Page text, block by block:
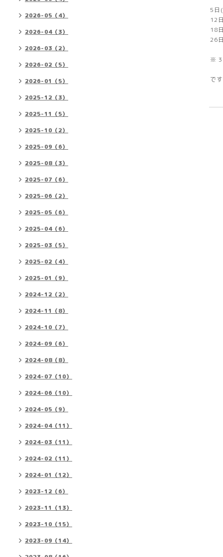
5日
12
18
26
※
で
2026-05（4）
2026-04（3）
2026-03（2）
2026-02（5）
2026-01（5）
2025-12（3）
2025-11（5）
2025-10（2）
2025-09（6）
2025-08（3）
2025-07（6）
2025-06（2）
2025-05（6）
2025-04（6）
2025-03（5）
2025-02（4）
2025-01（9）
2024-12（2）
2024-11（8）
2024-10（7）
2024-09（6）
2024-08（8）
2024-07（10）
2024-06（10）
2024-05（9）
2024-04（11）
2024-03（11）
2024-02（11）
2024-01（12）
2023-12（6）
2023-11（13）
2023-10（15）
2023-09（14）